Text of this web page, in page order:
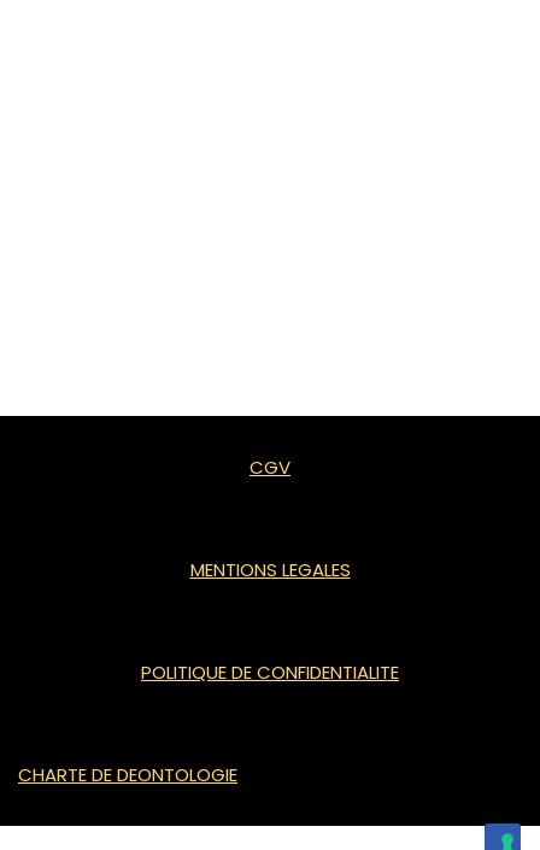
CGV
MENTIONS LEGALES
POLITIQUE DE CONFIDENTIALITE
CHARTE DE DEONTOLOGIE